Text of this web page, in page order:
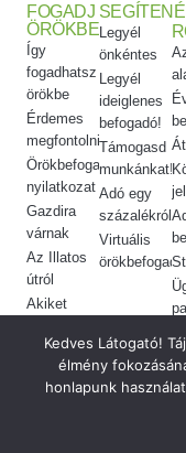
FOGADJ
ÖRÖKBE
Így
fogadhatsz
örökbe
Érdemes
megfontolni
Örökbefogadói
nyilatkozat
Gazdira
várnak
Az Illatos
útról
Akiket
adtunk
Meggyógyítottuk
Legyél
önkéntes
Legyél
ideiglenes
befogadó!
Támogasd
munkánkat!
Adó egy
százalékról
Virtuális
© 2026 Vigyél Haza
Kedves Látogató!
élmény
honlapunk